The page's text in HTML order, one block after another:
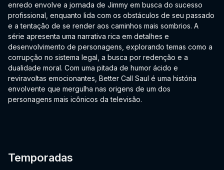
enredo envolve a jornada de Jimmy em busca do sucesso
profissional, enquanto lida com os obstáculos de seu passado
e a tentação de se render aos caminhos mais sombrios. A
série apresenta uma narrativa rica em detalhes e
desenvolvimento de personagens, explorando temas como a
corrupção no sistema legal, a busca por redenção e a
dualidade moral. Com uma pitada de humor ácido e
reviravoltas emocionantes, Better Call Saul é uma história
envolvente que mergulha nas origens de um dos
personagens mais icônicos da televisão.
Temporadas